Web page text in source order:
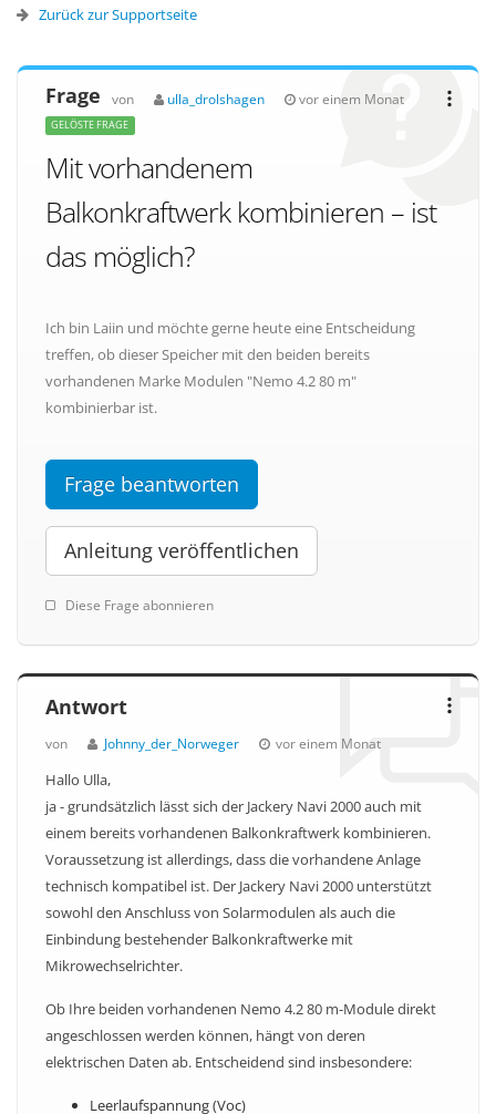
Zurück zur Supportseite
Frage von ulla_drolshagen vor einem Monat
GELÖSTE FRAGE
Mit vorhandenem
Balkonkraftwerk kombinieren – ist
das möglich?
Ich bin Laiin und möchte gerne heute eine Entscheidung
treffen, ob dieser Speicher mit den beiden bereits
vorhandenen Marke Modulen "Nemo 4.2 80 m"
kombinierbar ist.
Frage beantworten
Anleitung veröffentlichen
Diese Frage abonnieren
Antwort
von Johnny_der_Norweger vor einem Monat
Hallo Ulla,
ja - grundsätzlich lässt sich der Jackery Navi 2000 auch mit
einem bereits vorhandenen Balkonkraftwerk kombinieren.
Voraussetzung ist allerdings, dass die vorhandene Anlage
technisch kompatibel ist. Der Jackery Navi 2000 unterstützt
sowohl den Anschluss von Solarmodulen als auch die
Einbindung bestehender Balkonkraftwerke mit
Mikrowechselrichter.
Ob Ihre beiden vorhandenen Nemo 4.2 80 m-Module direkt
angeschlossen werden können, hängt von deren
elektrischen Daten ab. Entscheidend sind insbesondere:
Leerlaufspannung (Voc)